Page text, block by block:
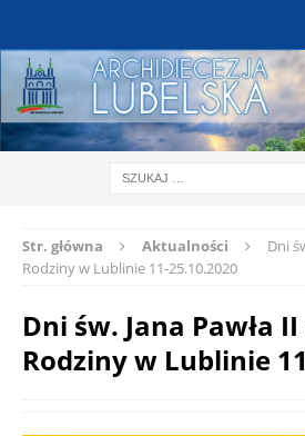
Str. główna Aktualności
Dni
Rodziny w Lublinie 11-25.10.2020
Dni św. Jana Pawła
Rodziny w Lublinie